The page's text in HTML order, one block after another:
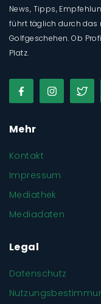
News, Tipps,
führt täglich durch das
Golfgeschehen. Ob
Platz.
Mehr
Kontakt
Impressum
Mediathek
Mediadaten
Legal
Datenschutz